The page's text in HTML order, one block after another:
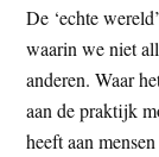
De ‘echte
waarin we niet
anderen. Waar
aan de praktijk
heeft aan